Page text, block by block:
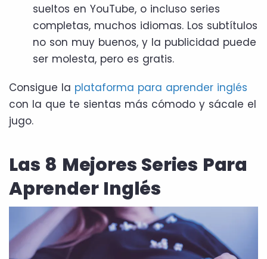
sueltos en YouTube, o incluso series
completas, muchos idiomas. Los subtítulos
no son muy buenos, y la publicidad puede
ser molesta, pero es gratis.
Consigue la plataforma para aprender inglés
con la que te sientas más cómodo y sácale el
jugo.
Las 8 Mejores Series Para
Aprender Inglés